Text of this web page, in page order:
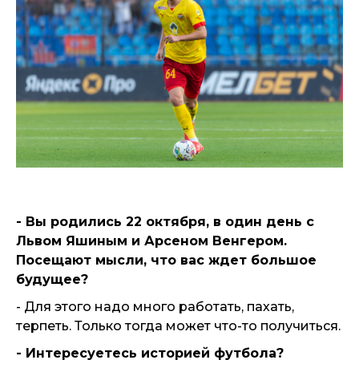
- Вы родились 22 октября, в один день с
Львом Яшиным и Арсеном Венгером.
Посещают мысли, что вас ждет большое
будущее?
- Для этого надо много работать, пахать,
терпеть. Только тогда может что-то получиться.
- Интересуетесь историей футбола?